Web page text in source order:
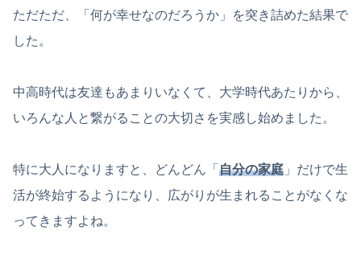
ただただ、「何が幸せなのだろうか」を突き詰めた結果で
した。
中高時代は友達もあまりいなくて、大学時代あたりから、
いろんな人と繋がることの大切さを実感し始めました。
特に大人になりますと、どんどん「 自分の家庭 」だけで生
活が終始するようになり、広がりが生まれることがなくな
ってきますよね。